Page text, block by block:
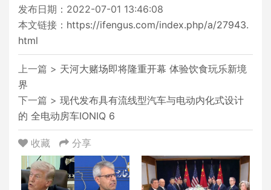
发布日期：2022-07-01 13:46:08
本文链接： https://ifengus.com/index.php/a/27943.
html
上一篇 > 天河大赌场即将隆重开幕 体验饮食玩乐新境
界
下一篇 > 现代发布具有流线型汽车与电动内化式设计
的 全电动房车IONIQ 6
收藏 分享